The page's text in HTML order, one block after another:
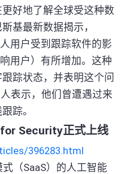
好地了解全球受这种数
基最新数据揭示，
用户受到跟踪软件的影
用户）有所增加。这种
踪状态，并表明这个问
表示，他们曾遭遇过来
踪。
Security正式上线
396283.html
（SaaS）的人工智能